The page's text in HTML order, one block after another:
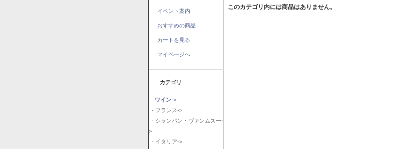
イベント案内
おすすめの商品
カートを見る
マイページへ
カテゴリ
ワイン->
- フランス->
- シャンパン・ヴァンムスー-
>
- イタリア->
このカテゴリ内には商品はありません。